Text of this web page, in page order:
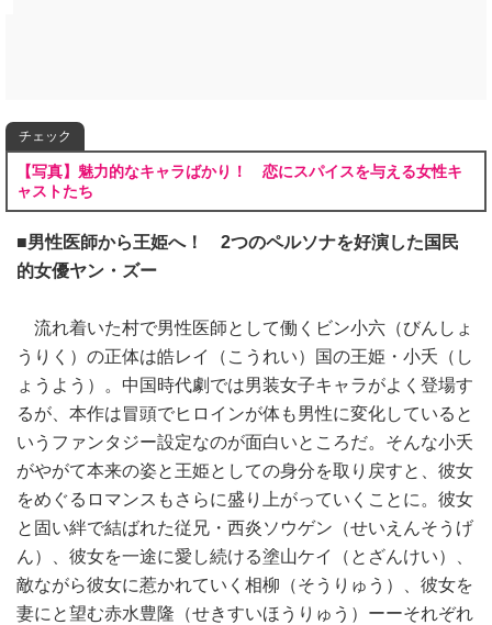
チェック
【写真】魅力的なキャラばかり！ 恋にスパイスを与える女性キ
ャストたち
■男性医師から王姫へ！ 2つのペルソナを好演した国民
的女優ヤン・ズー
流れ着いた村で男性医師として働くビン小六（びんしょ
うりく）の正体は皓レイ（こうれい）国の王姫・小夭（し
ょうよう）。中国時代劇では男装女子キャラがよく登場す
るが、本作は冒頭でヒロインが体も男性に変化していると
いうファンタジー設定なのが面白いところだ。そんな小夭
がやがて本来の姿と王姫としての身分を取り戻すと、彼女
をめぐるロマンスもさらに盛り上がっていくことに。彼女
と固い絆で結ばれた従兄・西炎ソウゲン（せいえんそうげ
ん）、彼女を一途に愛し続ける塗山ケイ（とざんけい）、
敵ながら彼女に惹かれていく相柳（そうりゅう）、彼女を
妻にと望む赤水豊隆（せきすいほうりゅう）ーーそれぞれ